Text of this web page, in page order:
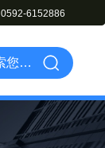
0592-6152886